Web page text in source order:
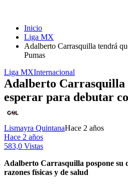
Inicio
Liga MX
Adalberto Carrasquilla tendrá
Pumas
Liga MXInternacional
Adalberto Carrasquilla
esperar para debutar
Lismayra QuintanaHace 2 años
Hace 2 años
583,0 Vistas
Adalberto Carrasquilla pospone su
razones físicas y de salud